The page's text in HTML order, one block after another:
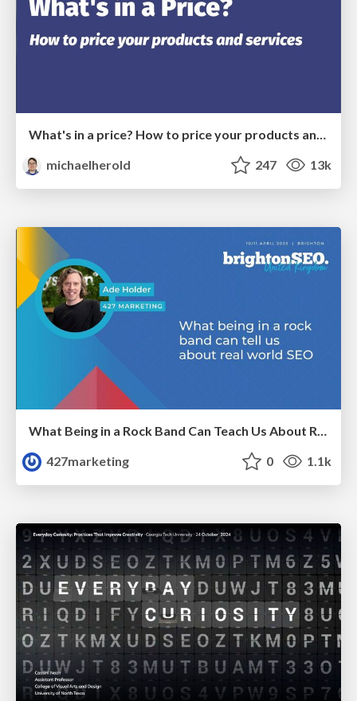
What's in a price? How to price your products and services
michaelherold
247 13k
What Being in a Rock Band Can Teach Us About Real World SEO
427marketing
0 1.1k